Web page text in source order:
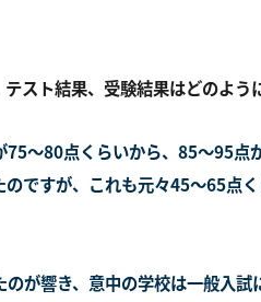
スト結果、受験結果はどのよう
～80点くらいから、85～95点
ですが、これも元々45～65点
が響き、意中の学校は一般入